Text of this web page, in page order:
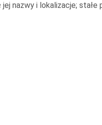
nazwy i lokalizacje; stałe